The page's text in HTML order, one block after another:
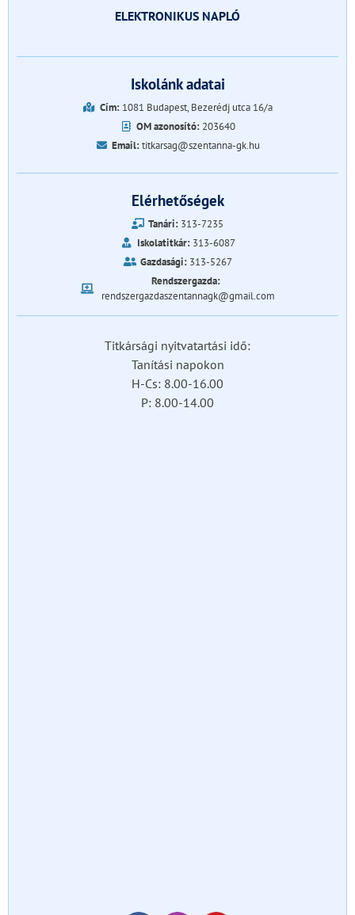
ELEKTRONIKUS NAPLÓ
Iskolánk adatai
Cím:1081 Budapest, Bezerédj utca 16/a
OM azonosító: 203640
Email:titkarsag@szentanna-gk.hu
Elérhetőségek
Tanári: 313-7235
Iskolatitkár:313-6087
Gazdasági:313-5267
Rendszergazda:
rendszergazdaszentannagk@gmail.com
Titkársági nyitvatartási idő:
Tanítási napokon
H-Cs: 8.00-16.00
P: 8.00-14.00